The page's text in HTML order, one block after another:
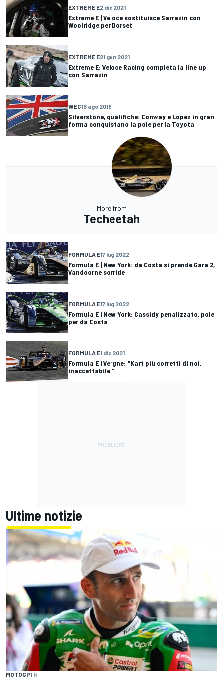
EXTREME E2 dic 2021
Extreme E | Veloce sostituisce Sarrazin con
Woolridge per Dorset
EXTREME E21 gen 2021
Extreme E: Veloce Racing completa la line up
con Sarrazin
WEC18 ago 2018
Silverstone, qualifiche: Conway e Lopez in gran
forma conquistano la pole per la Toyota
More from
Techeetah
FORMULA E17 lug 2022
Formula E | New York: da Costa si prende Gara 2,
Vandoorne sorride
FORMULA E17 lug 2022
Formula E | New York: Cassidy penalizzato, pole
per da Costa
FORMULA E1 dic 2021
Formula E | Vergne: "Kart più corretti di noi,
inaccettabile!"
Ultime notizie
MOTOGP1 h